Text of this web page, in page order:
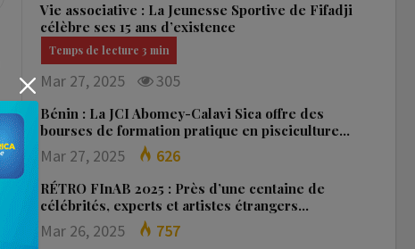
Vie associative : La Jeunesse Sportive de Fifadji
célèbre ses 15 ans d’existence
Mar 27, 2025 305
Bénin : La JCI Abomey-Calavi Sica offre des
bourses de formation pratique en pisciculture…
Mar 27, 2025 626
RÉTRO FInAB 2025 : Près d’une centaine de
célébrités, experts et artistes étrangers…
Mar 26, 2025 757